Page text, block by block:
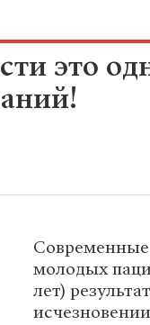
это
молодых
лет)